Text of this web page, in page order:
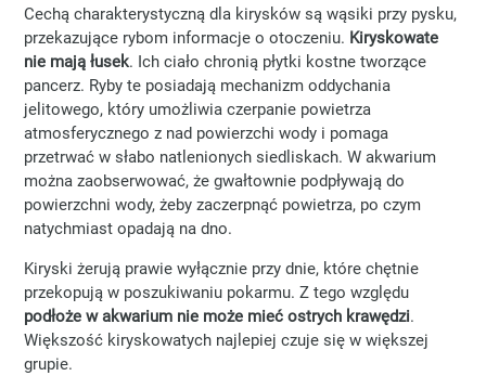
Cechą charakterystyczną dla kirysków są wąsiki przy pysku,
przekazujące rybom informacje o otoczeniu. Kiryskowate
nie mają łusek. Ich ciało chronią płytki kostne tworzące
pancerz. Ryby te posiadają mechanizm oddychania
jelitowego, który umożliwia czerpanie powietrza
atmosferycznego z nad powierzchi wody i pomaga
przetrwać w słabo natlenionych siedliskach. W akwarium
można zaobserwować, że gwałtownie podpływają do
powierzchni wody, żeby zaczerpnąć powietrza, po czym
natychmiast opadają na dno.
Kiryski żerują prawie wyłącznie przy dnie, które chętnie
przekopują w poszukiwaniu pokarmu. Z tego względu
podłoże w akwarium nie może mieć ostrych krawędzi.
Większość kiryskowatych najlepiej czuje się w większej
grupie.